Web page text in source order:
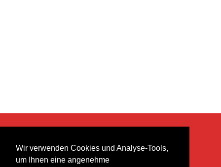
Wir verwenden Cookies und Analyse-Tools,
um Ihnen eine angenehme
heer musik ag
Lättenstrasse 35